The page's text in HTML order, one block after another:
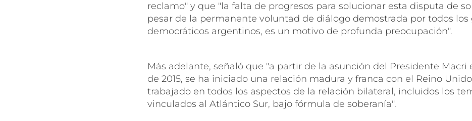
reclamo" y que "la falta de progresos para solucionar esta disputa de
pesar de la permanente voluntad de diálogo demostrada por todos los
democráticos argentinos, es un motivo de profunda preocupación".
Más adelante, señaló que "a partir de la asunción del Presidente Macri
de 2015, se ha iniciado una relación madura y franca con el Reino
trabajado en todos los aspectos de la relación bilateral, incluidos los
vinculados al Atlántico Sur, bajo fórmula de soberanía".